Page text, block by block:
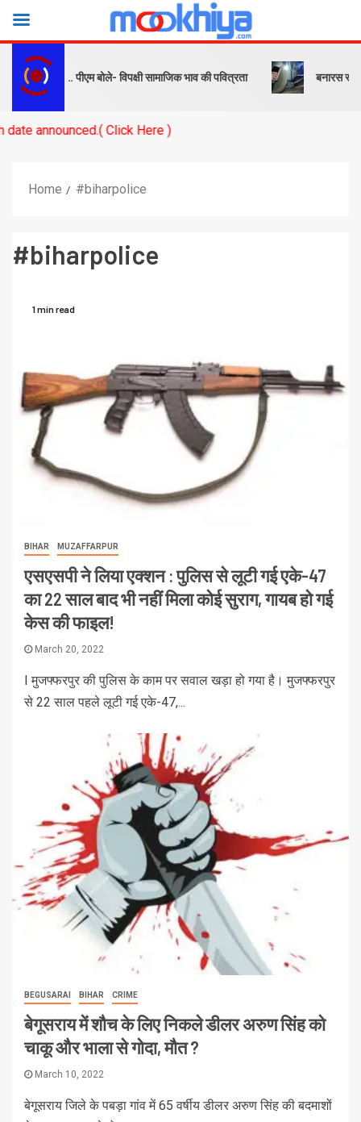
पीएम बोले- विपक्षी सामाजिक भाव की पवित्रता बनारस स्टेशन के यार्ड
Here )
Home #biharpolice
#biharpolice
1 min read
BIHAR MUZAFFARPUR
एसएसपी ने लिया एक्शन : पुलिस से लूटी गई एके-47
का 22 साल बाद भी नहीं मिला कोई सुराग, गायब हो गई
केस की फाइल!
March 20, 2022
I मुजफ्फरपुर की पुलिस के काम पर सवाल खड़ा हो गया है। मुजफ्फरपुर
से 22 साल पहले लूटी गई एके-47,...
BEGUSARAI BIHAR CRIME
बेगूसराय में शौच के लिए निकले डीलर अरुण सिंह को
चाकू और भाला से गोदा, मौत ?
March 10, 2022
बेगूसराय जिले के पबड़ा गांव में 65 वर्षीय डीलर अरुण सिंह की बदमाशों